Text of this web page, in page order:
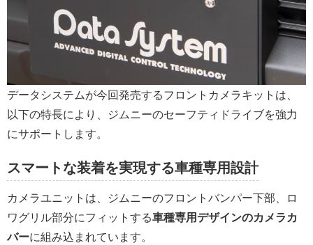
データシステムが今回発売するフロントカメラキットは、
以下の特長により、ジムニーのセーフティドライブを強力
にサポートします。
スマートな装着を実現する車種専用設計
カメラユニットは、ジムニーのフロントバンパー下部、ロ
ワグリル部分にフィットする車種専用デザインのカメラカ
バーに組み込まれています。